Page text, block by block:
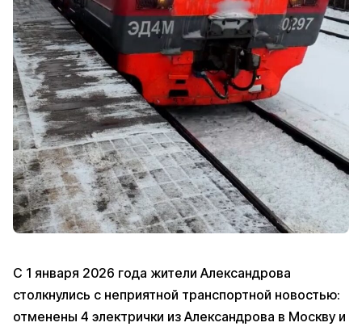
С 1 января 2026 года жители Александрова
столкнулись с неприятной транспортной новостью:
отменены 4 электрички из Александрова в Москву и